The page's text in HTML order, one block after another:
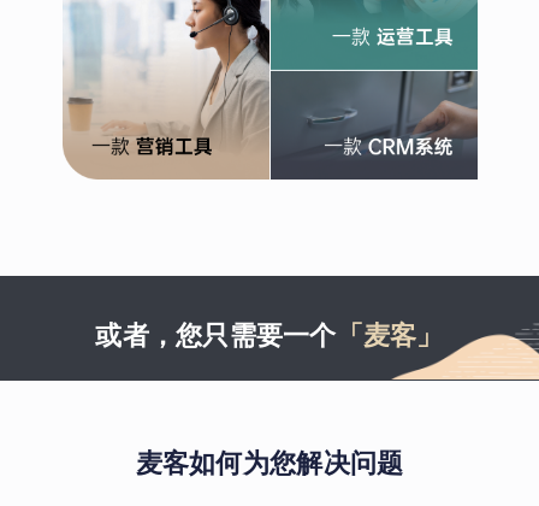
或者，您只需要一个「麦客」
麦客如何为您解决问题